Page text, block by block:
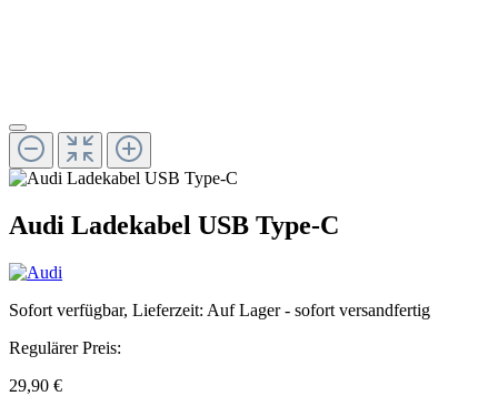
Audi Ladekabel USB Type-C
Sofort verfügbar, Lieferzeit: Auf Lager - sofort versandfertig
Regulärer Preis:
29,90 €